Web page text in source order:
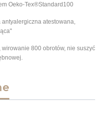
Oeko-Tex®Standard100
antyalergiczna atestowana,
800 obrotów, nie suszyć